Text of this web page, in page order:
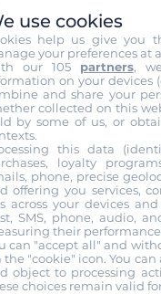
use cookies
help us give you
your preferences at
our 105 partners,
on your devices
and share your
collected on this
by some of us, or
this data
loyalty
phone, precise
offering you services,
across your devices
SMS, phone, audio,
their
can "accept all" and
the "cookie" icon. You
object to processing
choices remain valid